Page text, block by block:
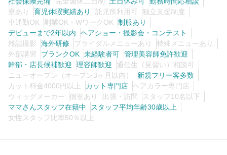
寮あり
育児休暇実績あり 託児所利用可
独立支援制度
車通勤OK
副業OK・WワークOK
制服あり
デビューまで2年以内
ヘアショー・撮影会・コンテスト
雑誌撮影
海外研修 ブライダルメニューあり
特殊メニューあり
外部講習
ブランクOK 未経験者可 管理美容師免許歓迎
幹部・店長候補歓迎
理容師歓迎
通信生（見習い）相談可
ニューオープン（オープン3ヶ月以内）
新規フリー客多数
カット料金4000円以上
カット専門店 ヘアカラー専門店
ウィッグメーカー
個室あり 出張・訪問
スタッフ10名以下
ママさんスタッフ在籍中
スタッフ平均年齢30歳以上
女性スタッフ比率50％以上